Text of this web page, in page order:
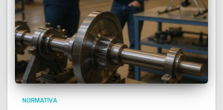
NORMATIVA